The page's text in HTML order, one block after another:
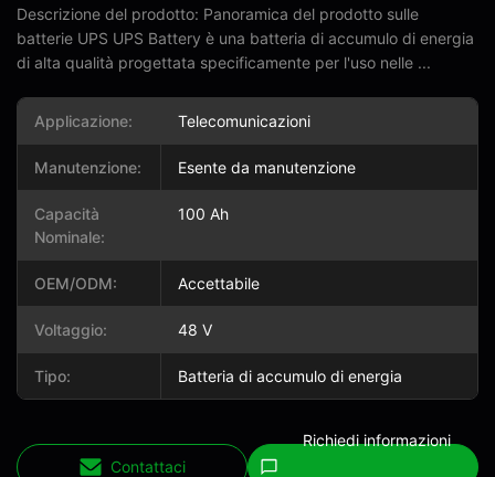
Descrizione del prodotto: Panoramica del prodotto sulle
batterie UPS UPS Battery è una batteria di accumulo di energia
di alta qualità progettata specificamente per l'uso nelle ...
Applicazione: Telecomunicazioni
Manutenzione: Esente da manutenzione
Capacità
Nominale:
100 Ah
OEM/ODM: Accettabile
Voltaggio: 48 V
Tipo: Batteria di accumulo di energia
Contattaci
Richiedi informazioni